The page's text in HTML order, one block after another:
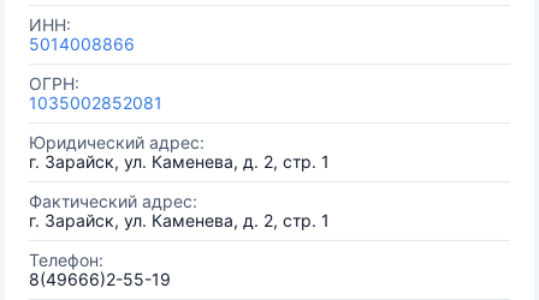
ИНН:
5014008866
ОГРН:
1035002852081
Юридический адрес:
г. Зарайск, ул. Каменева, д. 2, стр. 1
Фактический адрес:
г. Зарайск, ул. Каменева, д. 2, стр. 1
Телефон:
8(49666)2-55-19